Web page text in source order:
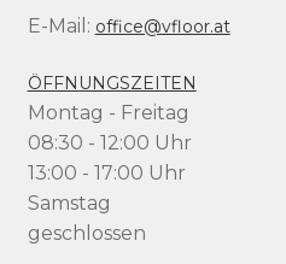
E-Mail: office@vfloor.at
ÖFFNUNGSZEITEN
Montag - Freitag
08:30 - 12:00 Uhr
13:00 - 17:00 Uhr
Samstag
geschlossen